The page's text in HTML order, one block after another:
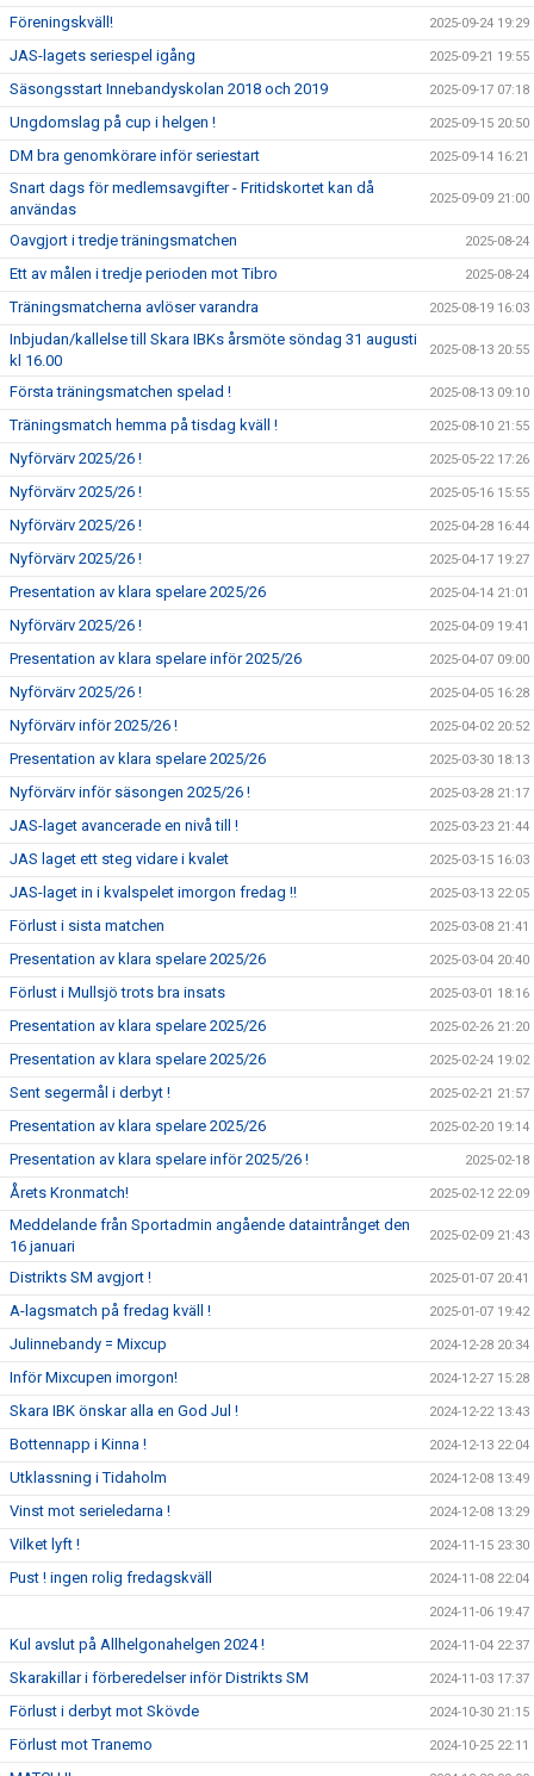
Föreningskväll! 2025-09-24 19:29
JAS-lagets seriespel igång 2025-09-21 19:55
Säsongsstart Innebandyskolan 2018 och 2019 2025-09-17 07:18
Ungdomslag på cup i helgen ! 2025-09-15 20:50
DM bra genomkörare inför seriestart 2025-09-14 16:21
Snart dags för medlemsavgifter - Fritidskortet kan då
användas
2025-09-09 21:00
Oavgjort i tredje träningsmatchen 2025-08-24
Ett av målen i tredje perioden mot Tibro 2025-08-24
Träningsmatcherna avlöser varandra 2025-08-19 16:03
Inbjudan/kallelse till Skara IBKs årsmöte söndag 31 augusti
kl 16.00
2025-08-13 20:55
Första träningsmatchen spelad ! 2025-08-13 09:10
Träningsmatch hemma på tisdag kväll ! 2025-08-10 21:55
Nyförvärv 2025/26 ! 2025-05-22 17:26
Nyförvärv 2025/26 ! 2025-05-16 15:55
Nyförvärv 2025/26 ! 2025-04-28 16:44
Nyförvärv 2025/26 ! 2025-04-17 19:27
Presentation av klara spelare 2025/26 2025-04-14 21:01
Nyförvärv 2025/26 ! 2025-04-09 19:41
Presentation av klara spelare inför 2025/26 2025-04-07 09:00
Nyförvärv 2025/26 ! 2025-04-05 16:28
Nyförvärv inför 2025/26 ! 2025-04-02 20:52
Presentation av klara spelare 2025/26 2025-03-30 18:13
Nyförvärv inför säsongen 2025/26 ! 2025-03-28 21:17
JAS-laget avancerade en nivå till ! 2025-03-23 21:44
JAS laget ett steg vidare i kvalet 2025-03-15 16:03
JAS-laget in i kvalspelet imorgon fredag !! 2025-03-13 22:05
Förlust i sista matchen 2025-03-08 21:41
Presentation av klara spelare 2025/26 2025-03-04 20:40
Förlust i Mullsjö trots bra insats 2025-03-01 18:16
Presentation av klara spelare 2025/26 2025-02-26 21:20
Presentation av klara spelare 2025/26 2025-02-24 19:02
Sent segermål i derbyt ! 2025-02-21 21:57
Presentation av klara spelare 2025/26 2025-02-20 19:14
Presentation av klara spelare inför 2025/26 ! 2025-02-18
Årets Kronmatch! 2025-02-12 22:09
Meddelande från Sportadmin angående dataintrånget den
16 januari
2025-02-09 21:43
Distrikts SM avgjort ! 2025-01-07 20:41
A-lagsmatch på fredag kväll ! 2025-01-07 19:42
Julinnebandy = Mixcup 2024-12-28 20:34
Inför Mixcupen imorgon! 2024-12-27 15:28
Skara IBK önskar alla en God Jul ! 2024-12-22 13:43
Bottennapp i Kinna ! 2024-12-13 22:04
Utklassning i Tidaholm 2024-12-08 13:49
Vinst mot serieledarna ! 2024-12-08 13:29
Vilket lyft ! 2024-11-15 23:30
Pust ! ingen rolig fredagskväll 2024-11-08 22:04
2024-11-06 19:47
Kul avslut på Allhelgonahelgen 2024 ! 2024-11-04 22:37
Skarakillar i förberedelser inför Distrikts SM 2024-11-03 17:37
Förlust i derbyt mot Skövde 2024-10-30 21:15
Förlust mot Tranemo 2024-10-25 22:11